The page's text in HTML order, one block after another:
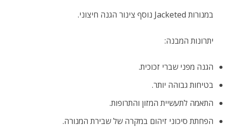
במנורות Jacketed נוסף צינור הגנה חיצוני.
יתרונות המבנה:
הגנה מפני שברי זכוכית.
בטיחות גבוהה יותר.
התאמה לתעשיית המזון והתרופות.
הפחתת סיכוני זיהום במקרה של שבירת המנורה.